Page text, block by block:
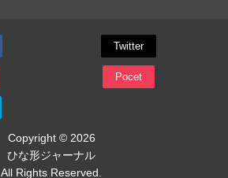
Twitter
Pocet
Copyright © 2026
ひな形ジャーナル
All Rights Reserved.